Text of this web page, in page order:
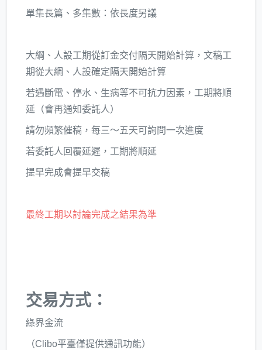
單集長篇、多集數：依長度另議
大綱、人設工期從訂金交付隔天開始計算，文稿工
期從大綱、人設確定隔天開始計算
若遇斷電、停水、生病等不可抗力因素，工期將順
延（會再通知委託人）
請勿頻繁催稿，每三～五天可詢問一次進度
若委託人回覆延遲，工期將順延
提早完成會提早交稿
最終工期以討論完成之結果為準
交易方式：
綠界金流
（Clibo平臺僅提供通訊功能）